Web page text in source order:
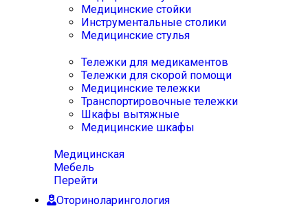
Медицинские стойки
Инструментальные столики
Медицинские стулья
Тележки для медикаментов
Тележки для скорой помощи
Медицинские тележки
Транспортировочные тележки
Шкафы вытяжные
Медицинские шкафы
Медицинская
Мебель
Перейти
Оториноларингология